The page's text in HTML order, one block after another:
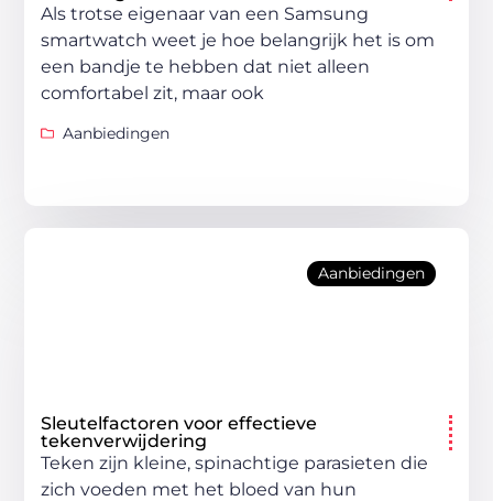
Als trotse eigenaar van een Samsung
smartwatch weet je hoe belangrijk het is om
een bandje te hebben dat niet alleen
comfortabel zit, maar ook
Aanbiedingen
Aanbiedingen
Sleutelfactoren voor effectieve
tekenverwijdering
Teken zijn kleine, spinachtige parasieten die
zich voeden met het bloed van hun